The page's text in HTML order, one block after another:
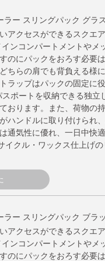
ラー スリングパック グラ
アクセスができるスクエ
ンコンパートメントやメ
のにパックをおろす必要は
ちらの肩でも背負える様
ラップはパックの固定に
ポートを収納できる独立
おります。また、荷物の
ハンドルに取り付けられ
通気性に優れ、一日中快
イクル・ワックス仕上げ
ー スリングパック ブラ
アクセスができるスクエ
ンコンパートメントやメ
のにパックをおろす必要は